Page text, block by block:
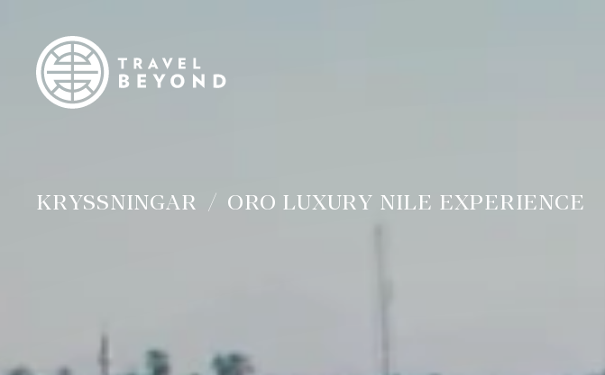
KRYSSNINGAR ORO LUXURY NILE EXPERIENCE